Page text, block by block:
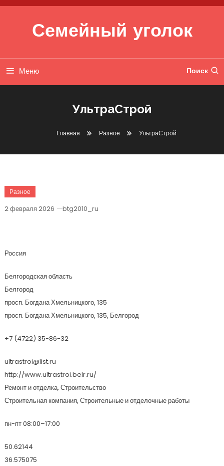
Перейти к содержимому
Семейный уголок
Меню Поиск
УльтраСтрой
Главная Разное УльтраСтрой
Разное
2 февраля 2026 btg2010_ru
Россия
Белгородская область
Белгород
просп. Богдана Хмельницкого, 135
просп. Богдана Хмельницкого, 135, Белгород
+7 (4722) 35-86-32
ultrastroi@list.ru
http://www.ultrastroi.belr.ru/
Ремонт и отделка, Строительство
Строительная компания, Строительные и отделочные работы
пн-пт 08:00–17:00
50.62144
36.575075